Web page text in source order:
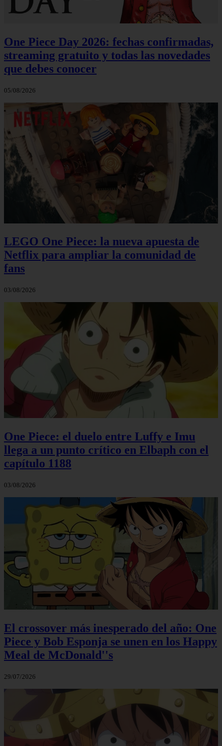
One Piece Day 2026: fechas confirmadas,
streaming gratuito y todas las novedades
que debes conocer
05/08/2026
LEGO One Piece: la nueva apuesta de
Netflix para ampliar la comunidad de
fans
03/08/2026
One Piece: el duelo entre Luffy e Imu
llega a un punto crítico en Elbaph con el
capítulo 1188
03/08/2026
El crossover más inesperado del año: One
Piece y Bob Esponja se unen en los Happy
Meal de McDonald''s
29/07/2026